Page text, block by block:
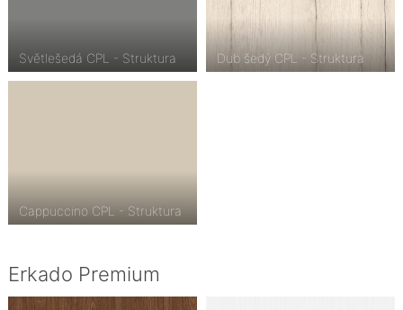
Světlešedá CPL - Struktura Dub šedý CPL - Struktura
Cappuccino CPL - Struktura
Erkado Premium